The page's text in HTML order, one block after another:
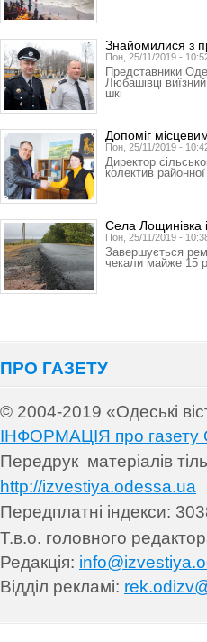
Знайомилися з
Пон, 25/11/2019 -
Представники
Любашівці
шкі
Допоміг
Пон, 25/11/2019 -
Директор
колектив
Села Лощинівка
Пон, 25/11/2019 -
Завершується
чекали майже 15
ПРО ГАЗЕТУ
© 2004-2019 «Одеські
ІНФОРМАЦІЯ про газету
Передрук матеріалів т
http://izvestiya.odessa.ua
Передплатні індекси: 30
Т.в.о. головного
Редакція:
Відділ рекламі: